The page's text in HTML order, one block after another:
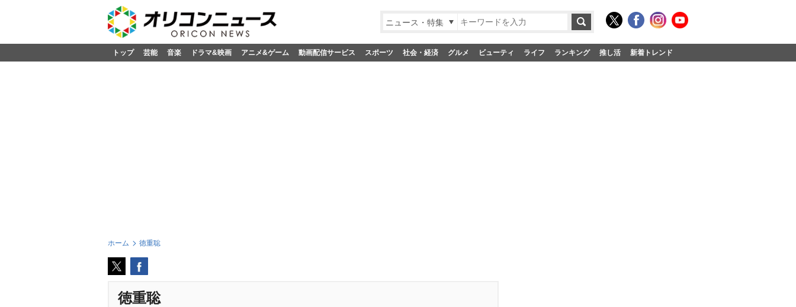
ニュース・特集
トップ 芸能 音楽 ドラマ&映画 アニメ&ゲーム 動画配信サービス スポーツ 社会・経済 グルメ ビューティ ライフ ランキング 推し活 新着トレンド
ホーム 徳重聡
徳重聡